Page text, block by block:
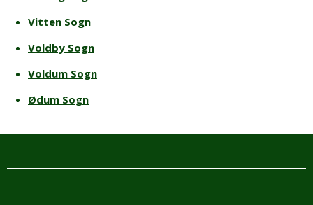
Vitten Sogn
Voldby Sogn
Voldum Sogn
Ødum Sogn